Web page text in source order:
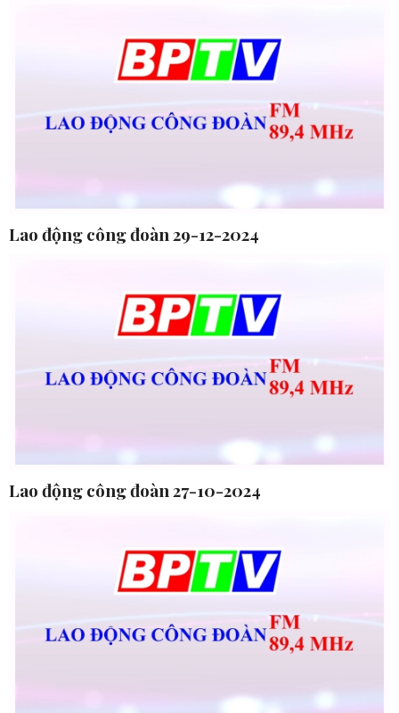
Lao động công đoàn 29-12-2024
Lao động công đoàn 27-10-2024